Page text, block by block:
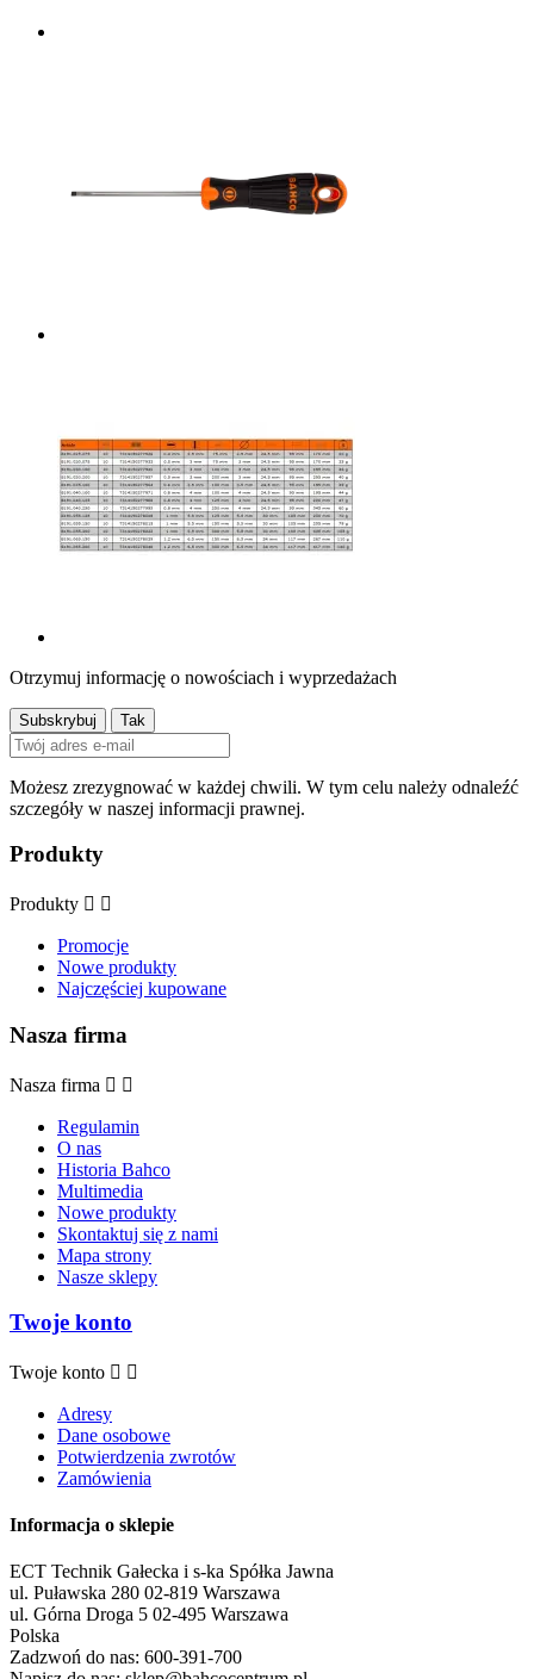
Otrzymuj informację o nowościach i wyprzedażach
Możesz zrezygnować w każdej chwili. W tym celu należy odnaleźć
szczegóły w naszej informacji prawnej.
Produkty
Produkty  
Promocje
Nowe produkty
Najczęściej kupowane
Nasza firma
Nasza firma  
Regulamin
O nas
Historia Bahco
Multimedia
Nowe produkty
Skontaktuj się z nami
Mapa strony
Nasze sklepy
Twoje konto
Twoje konto  
Adresy
Dane osobowe
Potwierdzenia zwrotów
Zamówienia
Informacja o sklepie
ECT Technik Gałecka i s-ka Spółka Jawna
ul. Puławska 280 02-819 Warszawa
ul. Górna Droga 5 02-495 Warszawa
Polska
Zadzwoń do nas: 600-391-700